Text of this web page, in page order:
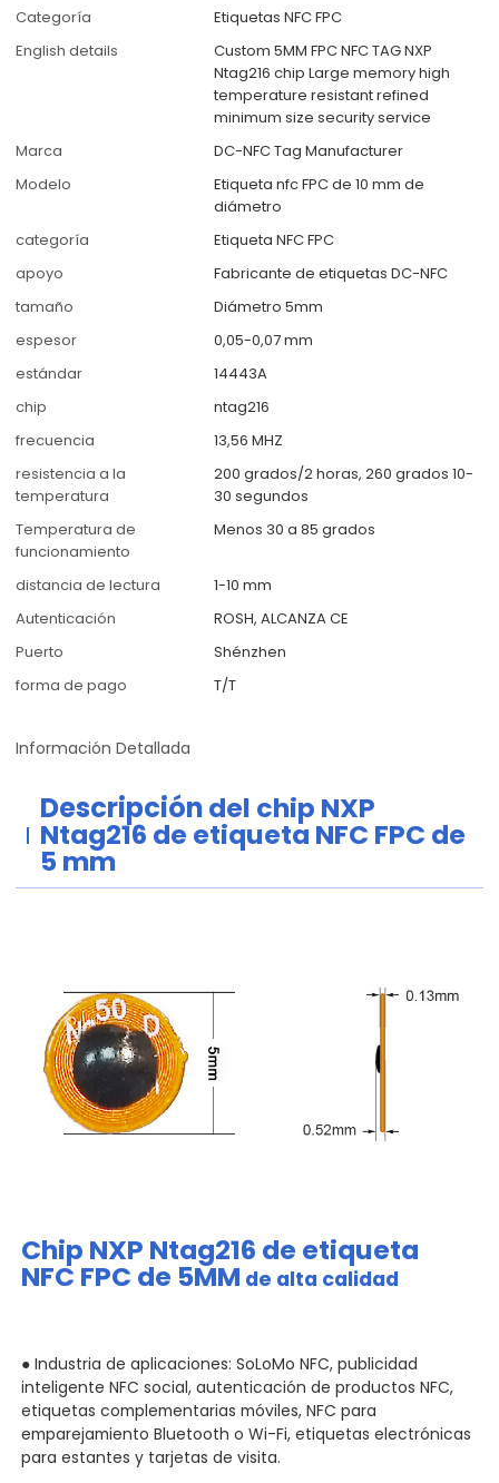
Categoría
Etiquetas NFC FPC
English details
Custom 5MM FPC NFC TAG NXP
Ntag216 chip Large memory high
temperature resistant refined
minimum size security service
Marca
DC-NFC Tag Manufacturer
Modelo
Etiqueta nfc FPC de 10 mm de
diámetro
categoría
Etiqueta NFC FPC
apoyo
Fabricante de etiquetas DC-NFC
tamaño
Diámetro 5mm
espesor
0,05-0,07 mm
estándar
14443A
chip
ntag216
frecuencia
13,56 MHZ
resistencia a la
temperatura
200 grados/2 horas, 260 grados 10-
30 segundos
Temperatura de
funcionamiento
Menos 30 a 85 grados
distancia de lectura
1-10 mm
Autenticación
ROSH, ALCANZA CE
Puerto
Shénzhen
forma de pago
T/T
Información Detallada
Descripcióndel chip NXP
Ntag216 de etiqueta NFC FPC de
5 mm
Chip NXP Ntag216 de etiqueta
NFC FPC de 5MM de alta calidad
● Industria de aplicaciones: SoLoMo NFC, publicidad
inteligente NFC social, autenticación de productos NFC,
etiquetas complementarias móviles, NFC para
emparejamiento Bluetooth o Wi-Fi, etiquetas electrónicas
para estantes y tarjetas de visita.